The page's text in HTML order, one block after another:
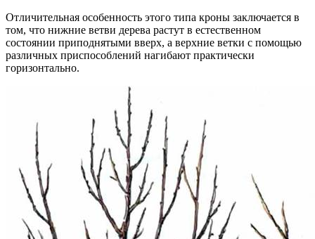
Отличительная особенность этого типа кроны заключается в
том, что нижние ветви дерева растут в естественном
состоянии приподнятыми вверх, а верхние ветки с помощью
различных приспособлений нагибают практически
горизонтально.